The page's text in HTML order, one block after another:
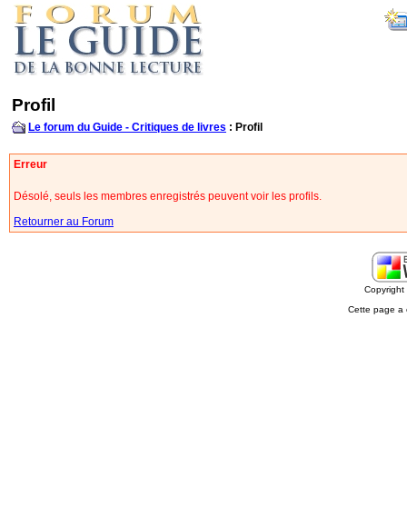
Profil
Le forum du Guide - Critiques de livres : Profil
Erreur
Désolé, seuls les membres enregistrés peuvent voir les profils.
Retourner au Forum
Cette page a